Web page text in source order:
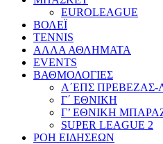
EUROLEAGUE
ΒΟΛΕΪ
TENNIS
ΑΛΛΑ ΑΘΛΗΜΑΤΑ
EVENTS
ΒΑΘΜΟΛΟΓΙΕΣ
Α΄ΕΠΣ
Γ΄ ΕΘΝΙΚΗ
Γ’ ΕΘΝΙΚΗ
SUPER LEAGUE 2
ΡΟΗ ΕΙΔΗΣΕΩΝ